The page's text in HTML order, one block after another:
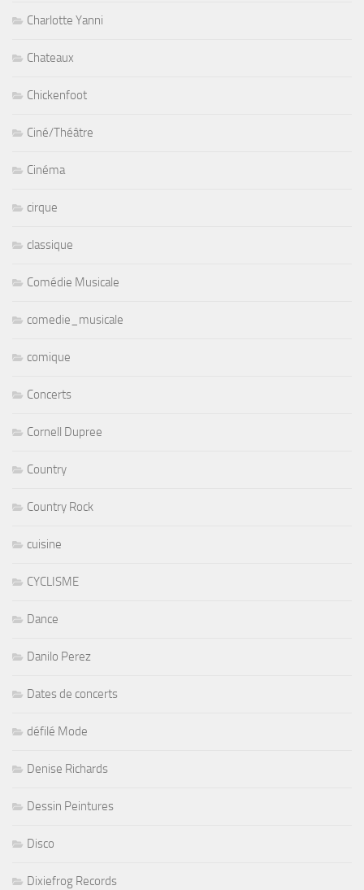
Charlotte Yanni
Chateaux
Chickenfoot
Ciné/Théâtre
Cinéma
cirque
classique
Comédie Musicale
comedie_musicale
comique
Concerts
Cornell Dupree
Country
Country Rock
cuisine
CYCLISME
Dance
Danilo Perez
Dates de concerts
défilé Mode
Denise Richards
Dessin Peintures
Disco
Dixiefrog Records